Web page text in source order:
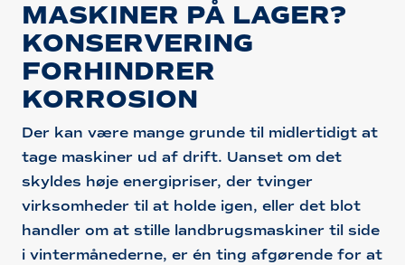
MASKINER PÅ LAGER?
KONSERVERING
FORHINDRER
KORROSION
Der kan være mange grunde til midlertidigt at
tage maskiner ud af drift. Uanset om det
skyldes høje energipriser, der tvinger
virksomheder til at holde igen, eller det blot
handler om at stille landbrugsmaskiner til side
i vintermånederne, er én ting afgørende for at